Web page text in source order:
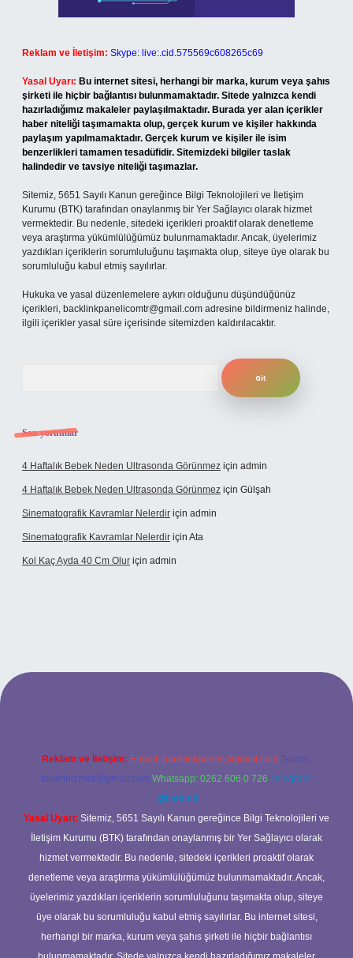
Reklam ve İletişim: Skype: live:.cid.575569c608265c69
Yasal Uyarı: Bu internet sitesi, herhangi bir marka, kurum veya şahıs
şirketi ile hiçbir bağlantısı bulunmamaktadır. Sitede yalnızca kendi
hazırladığımız makaleler paylaşılmaktadır. Burada yer alan içerikler
haber niteliği taşımamakta olup, gerçek kurum ve kişiler hakkında
paylaşım yapılmamaktadır. Gerçek kurum ve kişiler ile isim
benzerlikleri tamamen tesadüfidir. Sitemizdeki bilgiler taslak
halindedir ve tavsiye niteliği taşımazlar.
Sitemiz, 5651 Sayılı Kanun gereğince Bilgi Teknolojileri ve İletişim
Kurumu (BTK) tarafından onaylanmış bir Yer Sağlayıcı olarak hizmet
vermektedir. Bu nedenle, sitedeki içerikleri proaktif olarak denetleme
veya araştırma yükümlülüğümüz bulunmamaktadır. Ancak, üyelerimiz
yazdıkları içeriklerin sorumluluğunu taşımakta olup, siteye üye olarak bu
sorumluluğu kabul etmiş sayılırlar.
Hukuka ve yasal düzenlemelere aykırı olduğunu düşündüğünüz
içerikleri, backlinkpanelicomtr@gmail.com adresine bildirmeniz halinde,
ilgili içerikler yasal süre içerisinde sitemizden kaldırılacaktır.
Son yorumlar
4 Haftalık Bebek Neden Ultrasonda Görünmez için admin
4 Haftalık Bebek Neden Ultrasonda Görünmez için Gülşah
Sinematografik Kavramlar Nelerdir için admin
Sinematografik Kavramlar Nelerdir için Ata
Kol Kaç Ayda 40 Cm Olur için admin
Reklam ve İletişim: E-mail: backlinkpaneli@gmail.com Teams:
forumhizmeti@gmail.com Whatsapp: 0262 606 0 726 Telegram:
@karabul
Yasal Uyarı: Sitemiz, 5651 Sayılı Kanun gereğince Bilgi Teknolojileri ve
İletişim Kurumu (BTK) tarafından onaylanmış bir Yer Sağlayıcı olarak
hizmet vermektedir. Bu nedenle, sitedeki içerikleri proaktif olarak
denetleme veya araştırma yükümlülüğümüz bulunmamaktadır. Ancak,
üyelerimiz yazdıkları içeriklerin sorumluluğunu taşımakta olup, siteye
üye olarak bu sorumluluğu kabul etmiş sayılırlar. Bu internet sitesi,
herhangi bir marka, kurum veya şahıs şirketi ile hiçbir bağlantısı